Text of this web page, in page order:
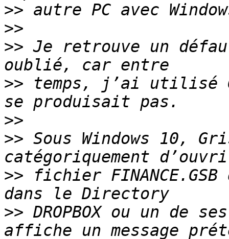
>>
>>
>> Je retrouve un
>> temps, j’ai utilisé
>>
>> Sous Windows 10,
>> fichier
>> DROPBOX ou un de